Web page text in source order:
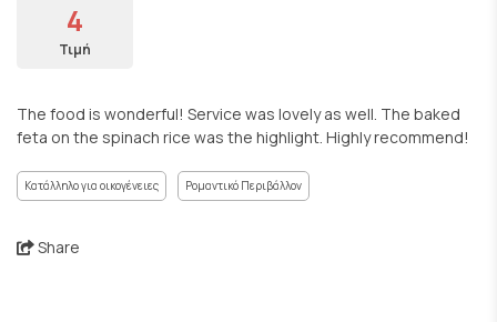
4
Τιμή
The food is wonderful! Service was lovely as well. The baked
feta on the spinach rice was the highlight. Highly recommend!
Κατάλληλο για οικογένειες Ρομαντικό Περιβάλλον
Share